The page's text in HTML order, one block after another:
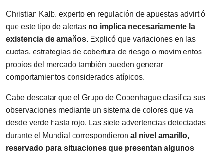
Christian Kalb, experto en regulación de apuestas advirtió
que este tipo de alertas no implica necesariamente la
existencia de amaños. Explicó que variaciones en las
cuotas, estrategias de cobertura de riesgo o movimientos
propios del mercado también pueden generar
comportamientos considerados atípicos.
Cabe descatar que el Grupo de Copenhague clasifica sus
observaciones mediante un sistema de colores que va
desde verde hasta rojo. Las siete advertencias detectadas
durante el Mundial correspondieron al nivel amarillo,
reservado para situaciones que presentan algunos